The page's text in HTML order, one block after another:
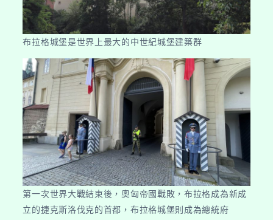
布拉格城堡是世界上最大的中世紀城堡建築群
第一次世界大戰結束後，奧匈帝國戰敗，布拉格成為新成
立的捷克斯洛伐克的首都，布拉格城堡則成為總統府